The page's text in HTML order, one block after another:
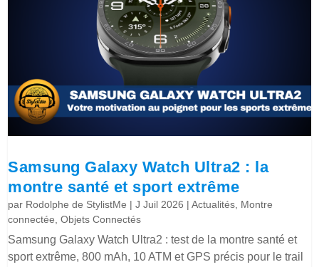
Samsung Galaxy Watch Ultra2 : la
montre santé et sport extrême
par Rodolphe de StylistMe |J Juil 2026 |Actualités, Montre
connectée,Objets Connectés
Samsung Galaxy Watch Ultra2 : test de la montre santé et
sport extrême, 800 mAh, 10 ATM et GPS précis pour le trail